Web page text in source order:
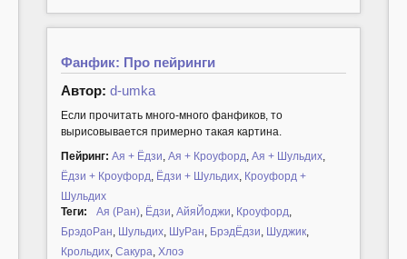
Фанфик: Про пейринги
Автор: d-umka
Если прочитать много-много фанфиков, то
вырисовывается примерно такая картина.
Пейринг: Ая + Ёдзи Ая + Кроуфорд Ая + Шульдих
Ёдзи + Кроуфорд Ёдзи + Шульдих Кроуфорд +
Шульдих
Теги:
Ая (Ран) Ёдзи АйяЙоджи Кроуфорд
БрэдоРан Шульдих ШуРан БрэдЁдзи Шуджик
Крольдих Сакура Хлоэ